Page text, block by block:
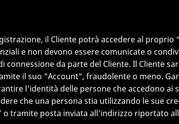
il Cliente potrà accedere al
e non devono essere comunicate o
da parte del Cliente. Il Cliente
il suo "Account", fraudolente o meno.
l'identità delle persone che accedono
che una persona stia utilizzando le sue
o tramite posta inviata all'indirizzo riportato